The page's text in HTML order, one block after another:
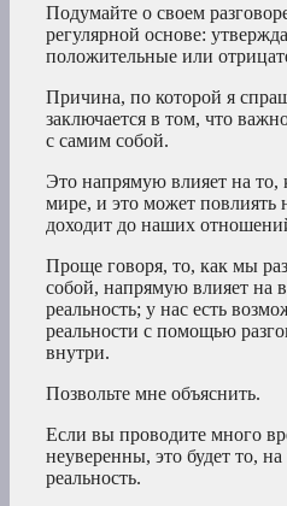
Подумайте о своем
регулярной основе:
положительные или
Причина, по которой я
заключается в том, что
с самим собой.
Это напрямую влияет на то,
мире, и это может повлиять
доходит до наших
Проще говоря, то, как мы
собой, напрямую влияет
реальность; у нас есть
реальности с помощью
внутри.
Позвольте мне объяснить.
Если вы проводите много
неуверенны, это будет то,
реальность.